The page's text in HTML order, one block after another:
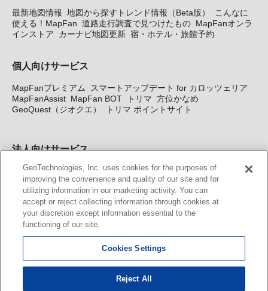
最新地図情報 地図から探すトレンド情報（Beta版）
こんなに
使える！MapFan 道路走行調査で見つけたもの MapFanオンラ
インストア
カーナビ地図更新 宿・ホテル・旅館予約
個人向けサービス
MapFanプレミアム
スマートアップデート for カロッツェリア
MapFanAssist MapFan BOT トリマ 方位かなめ
GeoQuest（ジオクエ）
トリマ ポイントサイト
法人向けサービス
法人向け地図・位置情報サービス WEBサイト・システム向け地
図API Windows PC向け地図開発キット MapFan DB 住所確認
サービス
MAP WORLD+ トリマ広告 Geo-Research
カーナビ地図更新サービス
MapFan スマートメンバーズ
KENWOOD MapFan Club
GeoTechnologies, Inc. uses cookies for the purposes of
improving the convenience and quality of our site and for
utilizing information in our marketing activity. You can
accept or reject collecting information through cookies at
your discretion except information essential to the
functioning of our site.
Cookies Settings
Reject All